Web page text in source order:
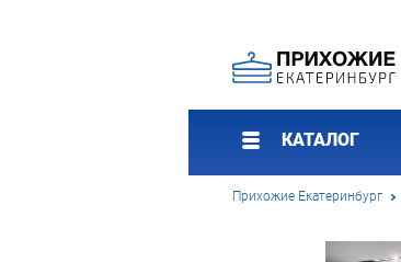
КАТАЛОГ
Прихожие Екатеринбург